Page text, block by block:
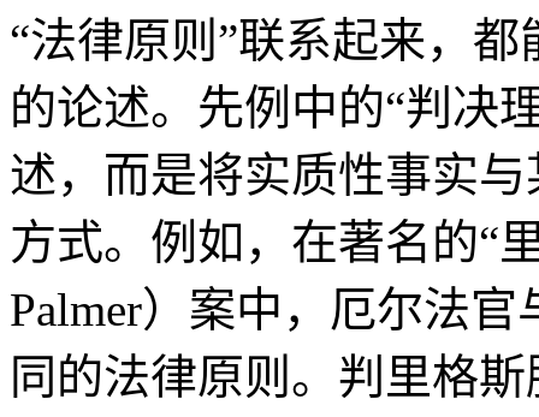
“法律原则”联系起来，
的论述。先例中的“判决
述，而是将实质性事实
方式。例如，在著名的“
Palmer）案中，厄尔法
同的法律原则。判里格